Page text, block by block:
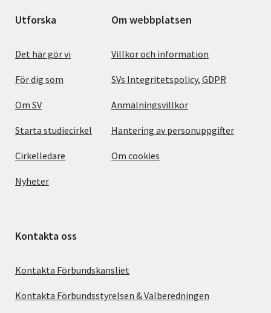
Utforska
Det här gör vi
För dig som
Om SV
Starta studiecirkel
Cirkelledare
Nyheter
Om webbplatsen
Villkor och information
SVs Integritetspolicy, GDPR
Anmälningsvillkor
Hantering av personuppgifter
Om cookies
Kontakta oss
Kontakta Förbundskansliet
Kontakta Förbundsstyrelsen & Valberedningen